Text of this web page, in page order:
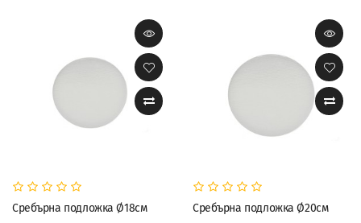
Сребърна подложка Ø18см Сребърна подложка Ø20см